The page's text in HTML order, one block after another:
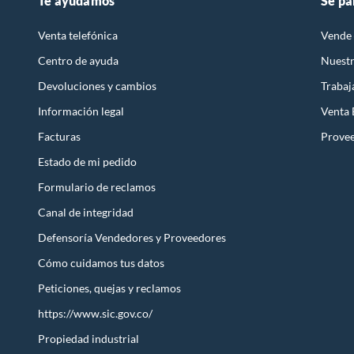
Modelo
País de origen México
Garantía 1 mes
Detalle de la garantía
Condición del producto
Largo
Conectividad/conexión
Venta telefónica
Centro de ayuda
Devoluciones y cambios
Información legal
Facturas
Estado de mi pedido
Formulario de reclamos
Canal de integridad
Defensoría Vendedores y Proveedores
Cómo cuidamos tus datos
Peticiones, quejas y reclamos
https://www.sic.gov.co/
Propiedad industrial
Venta